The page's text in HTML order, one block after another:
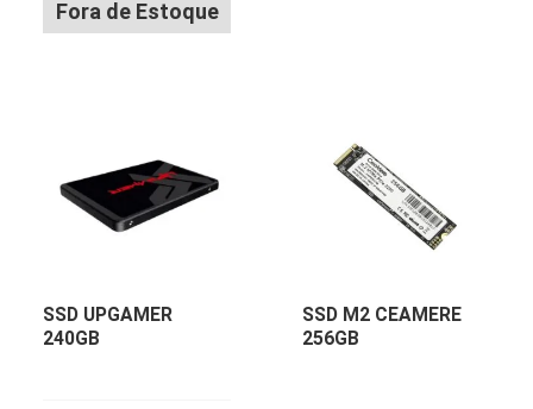
Fora de Estoque
SSD UPGAMER
240GB
SSD M2 CEAMERE
256GB